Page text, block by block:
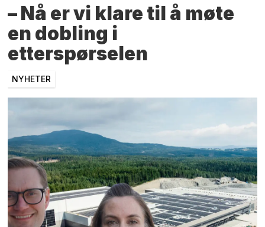
– Nå er vi klare til å møte
en dobling i
etterspørselen
NYHETER